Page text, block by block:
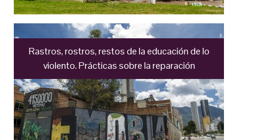
Rastros, rostros, restos de la educación de lo
violento. Prácticas sobre la reparación